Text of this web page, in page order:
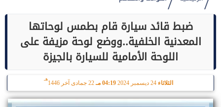
ضبط قائد سيارة قام بطمس لوحاتها
المعدنية الخلفية..ووضع لوحة مزيفة على
اللوحة الأمامية للسيارة بالجيزة
الثلاثاء 04:19 مـ 22 جمادى آخر 1446
هـ